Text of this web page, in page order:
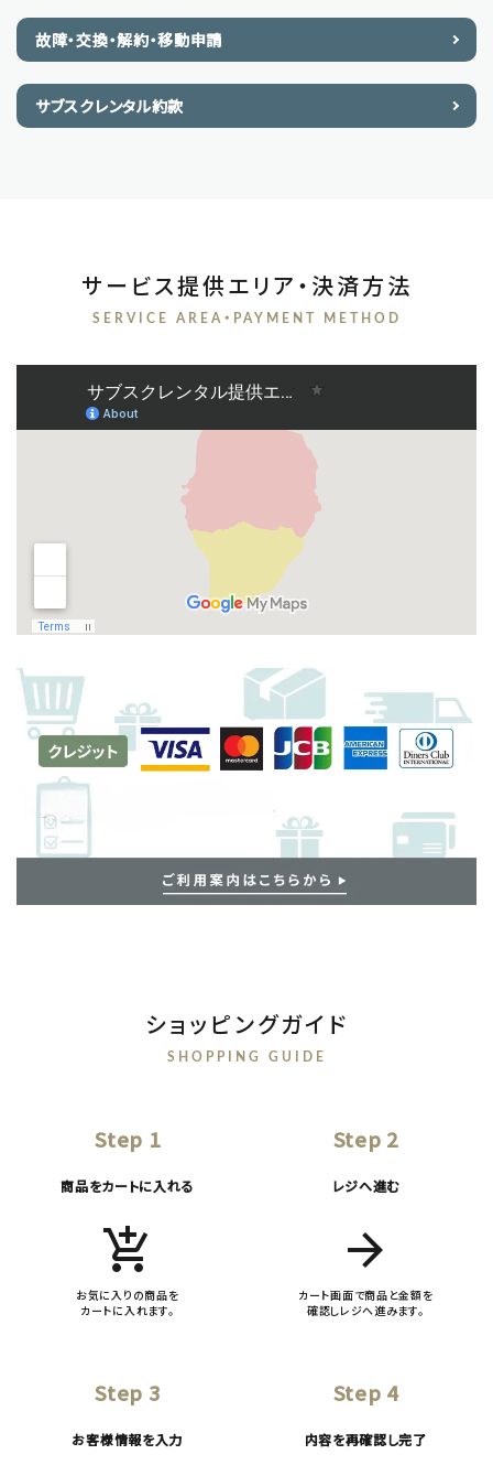
故障・交換・解約・移動申請
サブスクレンタル約款
サービス提供エリア・決済方法
SERVICE AREA・PAYMENT METHOD
ショッピングガイド
SHOPPING GUIDE
Step 1
商品をカートに入れる
add_shopping_cart
お気に入りの商品を
カートに入れます。
Step 2
レジへ進む
arrow_forward
カート画面で商品と金額を
確認しレジへ進みます。
Step 3
お客様情報を入力
Step 4
内容を再確認し完了